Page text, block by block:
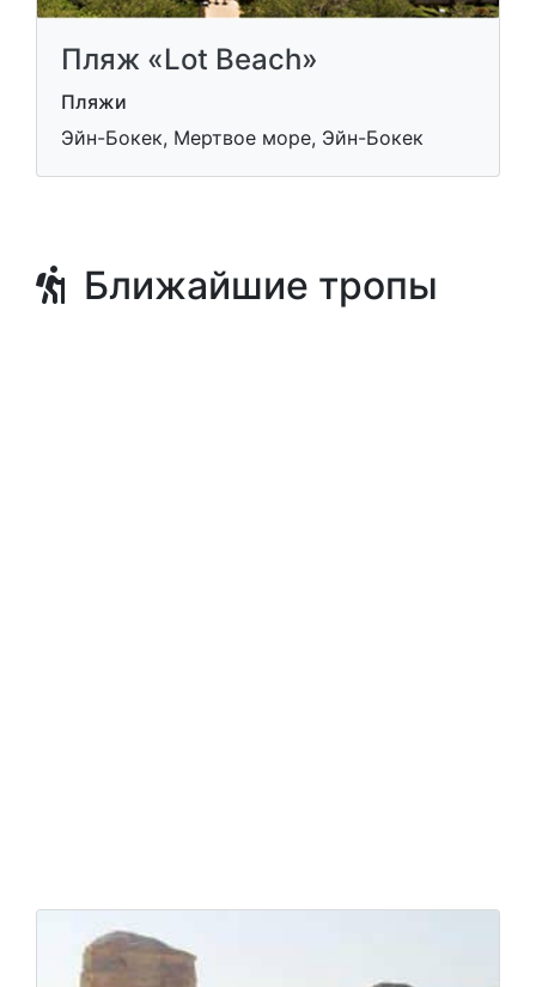
Пляж «Lot Beach»
Пляжи
Эйн-Бокек, Мертвое море, Эйн-Бокек
Ближайшие тропы